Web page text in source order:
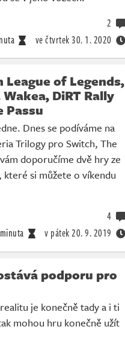
ve čtvrtek30. 1. 2020
2
League of Legends,
DiRT Rally
Passu
Dnes se podíváme na
Trilogy pro Switch, The
doporučíme dvě hry ze
které si můžete o víkendu
v pátek20. 9. 2019
4
podporu pro
je konečně tady a i ti
mohou hru konečně užít